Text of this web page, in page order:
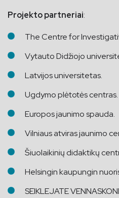
Projekto partneriai:
The Centre for
Vytauto Didžiojo
Latvijos universitetas.
Ugdymo plėtotės centras.
Europos jaunimo spauda.
Vilniaus atviras jaunimo
Šiuolaikinių didaktikų
Helsingin kaupungin
SEIKLEJATE